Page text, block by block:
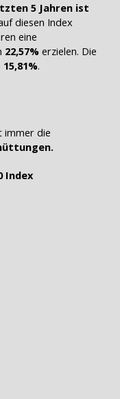
5 Jahren ist
diesen Index
eine
22,57% erzielen. Die
15,81%.
immer die
Index